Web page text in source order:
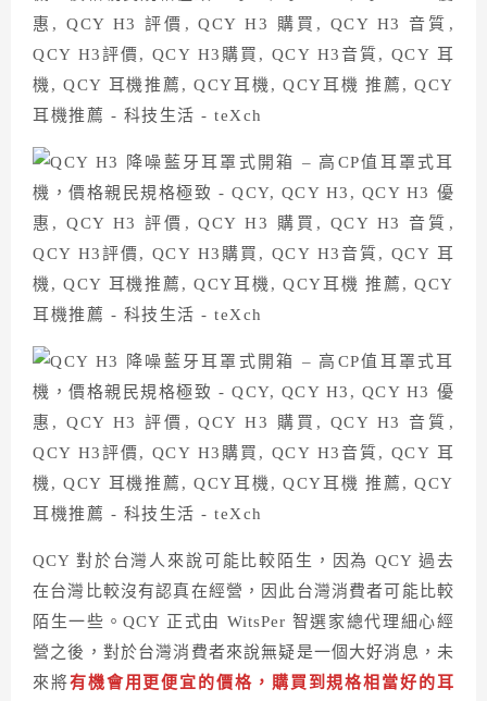
QCY 對於台灣人來說可能比較陌生，因為 QCY 過去
在台灣比較沒有認真在經營，因此台灣消費者可能比較
陌生一些。QCY 正式由 WitsPer 智選家總代理細心經
營之後，對於台灣消費者來說無疑是一個大好消息，未
來將有機會用更便宜的價格，購買到規格相當好的耳